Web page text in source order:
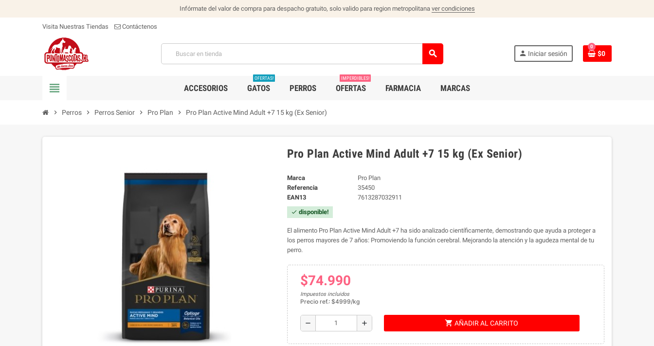
Infórmate del valor de compra para despacho gratuito, solo valido para region metropolitana ver condiciones
Visita Nuestras Tiendas Contáctenos
search person Iniciar sesión
0
$0
view_headline ACCESORIOS GATOS
OFERTAS!
PERROS OFERTAS
IMPERDIBLES!
FARMACIA MARCAS
chevron_right Perros chevron_right Perros Senior chevron_right Pro Plan chevron_right Pro Plan Active Mind Adult +7 15 kg (Ex Senior)
Pro Plan Active Mind Adult +7 15 kg (Ex Senior)
Marca
Pro Plan
Referencia
35450
EAN13
7613287032911
check disponible!
El alimento Pro Plan Active Mind Adult +7 ha sido analizado científicamente, demostrando que ayuda a proteger a
los perros mayores de 7 años: Promoviendo la función cerebral. Mejorando la atención y la agudeza mental de tu
perro.
$74.990
Impuestos incluidos
Precio ref.: $4999/kg
remove add shopping_cart AÑADIR AL CARRITO